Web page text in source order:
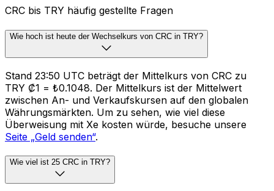
CRC bis TRY häufig gestellte Fragen
Wie hoch ist heute der Wechselkurs von CRC in TRY?
Stand 23:50 UTC beträgt der Mittelkurs von CRC zu
TRY ₡1 = ₺0.1048. Der Mittelkurs ist der Mittelwert
zwischen An- und Verkaufskursen auf den globalen
Währungsmärkten. Um zu sehen, wie viel diese
Überweisung mit Xe kosten würde, besuche unsere
Seite „Geld senden“.
Wie viel ist 25 CRC in TRY?